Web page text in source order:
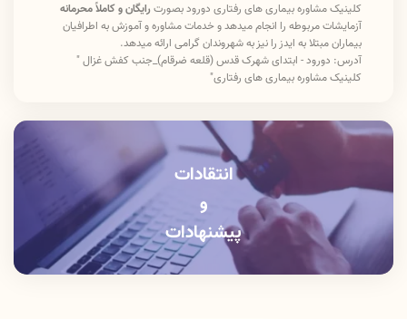
کلینیک مشاوره بیماری های رفتاری دورود بصورت رایگان و کاملاً محرمانه
آزمایشات مربوطه را انجام میدهد وخدمات مشاوره و آموزش به اطرافیان
بیماران مبتلا به ایدز را نیز به شهروندان گرامی ارائه میدهد.
آدرس: دورود - ابتدای شهرک قدس (قلعه ضرقام)_جنب کفش غزال "
کلینیک مشاوره بیماری های رفتاری"
12:30 ظهر
انتقادات
و
پیشنهادات